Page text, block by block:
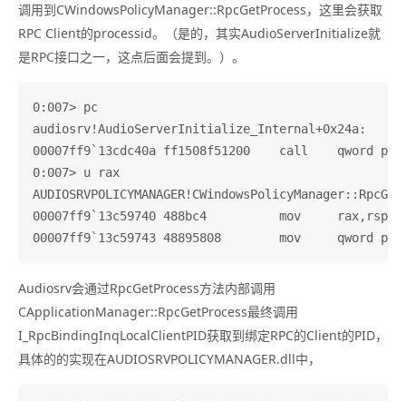
调用到CWindowsPolicyManager::RpcGetProcess，这里会获取
RPC Client的processid。（是的，其实AudioServerInitialize就
是RPC接口之一，这点后面会提到。）。
0:007> pc
audiosrv!AudioServerInitialize_Internal+0x24a:
00007ff9`13cdc40a ff1508f51200    call    qword ptr
0:007> u rax
00007ff9`13c59740 488bc4          mov     rax,rsp
Audiosrv会通过RpcGetProcess方法内部调用
CApplicationManager::RpcGetProcess最终调用
I_RpcBindingInqLocalClientPID获取到绑定RPC的Client的PID，
具体的的实现在AUDIOSRVPOLICYMANAGER.dll中，